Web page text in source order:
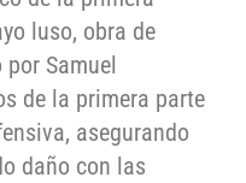
luso, obra de
Samuel
de la primera parte
asegurando
daño con las